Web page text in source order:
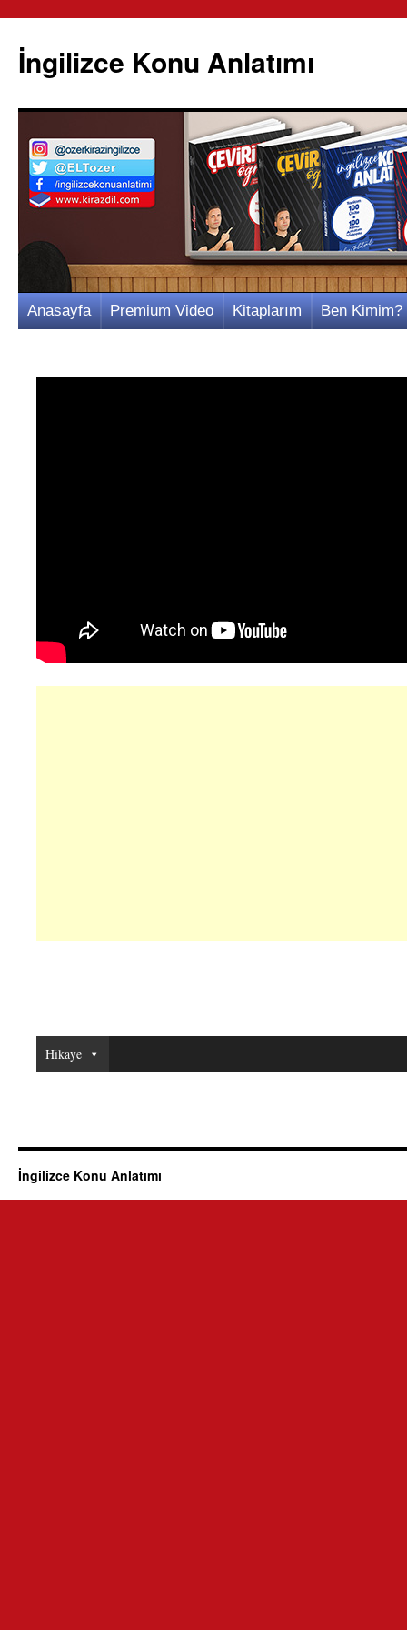
İngilizce Konu Anlatımı
İçeriğe
Anasayfa Premium Video Kitaplarım Ben Kimim?
Hikaye
İngilizce Konu Anlatımı